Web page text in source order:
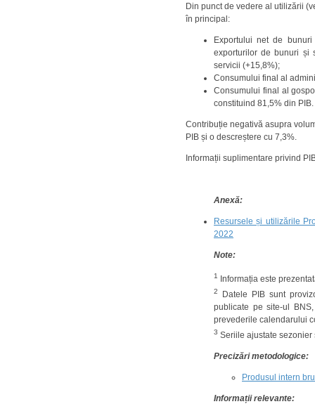
Din punct de vedere al utilizării
în principal:
Exportului net de
exporturilor de bunuri și
servicii (+15,8%);
Consumului final al
Consumului final al
constituind 81,5% din PIB.
Contribuție negativă asupra
PIB și o descreștere cu 7,3%.
Informații suplimentare privind
Anexă:
Resursele și utilizările
2022
Note:
1 Informația este
2
Datele PIB sunt
publicate pe site-ul
prevederile calendarului
3 Seriile ajustate
Precizări metodologice:
Produsul intern
Informații relevante: